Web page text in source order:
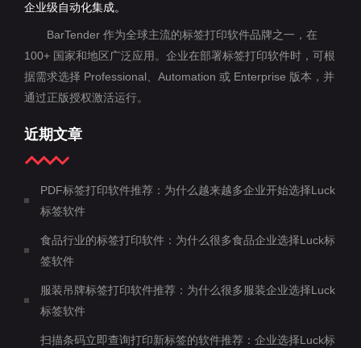
企业级自动化集成。
BarTender 作为全球主流的标签打印软件品牌之一，在
100+ 国家和地区广泛应用。企业在部署标签打印软件时，可根
据需求选择 Professional、Automation 或 Enterprise 版本，并
通过正版授权激活运行。
近期文章
PDF标签打印软件推荐：为什么越来越多企业开始选择Luck
标签软件
食品行业的标签打印软件：为什么很多食品企业选择Luck标
签软件
服装吊牌标签打印软件推荐：为什么很多服装企业选择Luck
标签软件
扫描条码立即查询打印新标签的软件推荐：企业选择Luck标